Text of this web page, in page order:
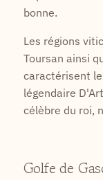
bonne.
Les régions
Toursan ainsi
caractérisent
légendaire
célèbre du roi,
Golfe de